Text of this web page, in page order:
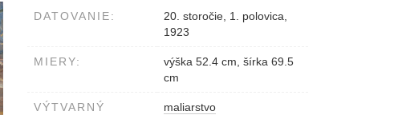
DATOVANIE:
20. storočie, 1. polovica,
1923
MIERY:
výška 52.4 cm, šírka 69.5
cm
VÝTVARNÝ
maliarstvo